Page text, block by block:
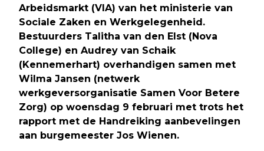
Arbeidsmarkt (VIA) van het ministerie van
Sociale Zaken en Werkgelegenheid.
Bestuurders Talitha van den Elst (Nova
College) en Audrey van Schaik
(Kennemerhart) overhandigen samen met
Wilma Jansen (netwerk
werkgeversorganisatie Samen Voor Betere
Zorg) op woensdag 9 februari met trots het
rapport met de Handreiking aanbevelingen
aan burgemeester Jos Wienen.